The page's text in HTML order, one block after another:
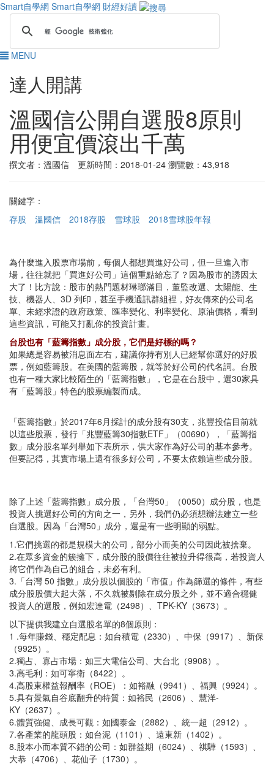
Smart自學網 Smart自學網 財經好讀
MENU
達人開講
溫國信公開自選股8原則
用便宜價滾出千萬
撰文者：溫國信 更新時間：2018-01-24 瀏覽數：43,918
關鍵字：
存股
溫國信 2018存股 雪球股 2018雪球股年報
為什麼進入股票市場前，每個人都想買進好公司，但一旦進入市
場，往往就把「買進好公司」這個重點給忘了？因為股市的誘因太
大了！比方說：股市的熱門題材琳瑯滿目，董監改選、太陽能、生
技、機器人、3D 列印，甚至手機通訊群組裡，好友傳來的公司名
單、未經求證的政府政策、匯率變化、利率變化、原油價格，看到
這些資訊，可能又打亂你的投資計畫。
台股也有「藍籌指數」成分股，它們是好標的嗎？
如果總是容易被消息面左右，建議你持有別人已經幫你選好的好股
票，例如藍籌股。在美國的藍籌股，就等於好公司的代名詞。台股
也有一種大家比較陌生的「藍籌指數」，它是在台股中，選30家具
有「藍籌股」特色的股票編製而成。
「藍籌指數」於2017年6月採計的成分股有30支，兆豐投信目前就
以這些股票，發行「兆豐藍籌30指數ETF」（00690），「藍籌指
數」成分股名單列舉如下表所示，供大家作為好公司的基本參考。
但要記得，其實市場上還有很多好公司，不要太依賴這些成分股。
除了上述「藍籌指數」成分股，「台灣50」（0050）成分股，也是
投資人挑選好公司的方向之一，另外，我們仍必須想辦法建立一些
自選股。因為「台灣50」成分，還是有一些明顯的弱點。
1.它們挑選的都是規模大的公司，部分小而美的公司因此被捨棄。
2.在眾多資金的簇擁下，成分股的股價往往被拉升得很高，若投資人
將它們作為自己的組合，未必有利。
3.「台灣 50 指數」成分股以個股的「市值」作為篩選的條件，有些
成分股股價大起大落，不久就被剔除在成分股之外，並不適合穩健
投資人的選股，例如宏達電（2498）、TPK-KY（3673）。
以下提供我建立自選股名單的8個原則：
1 .每年賺錢、穩定配息：如台積電（2330）、中保（9917）、新保
（9925）。
2.獨占、寡占市場：如三大電信公司、大台北（9908）。
3.高毛利：如可寧衛（8422）。
4.高股東權益報酬率（ROE）：如裕融（9941）、福興（9924）。
5.具有景氣自谷底翻升的特質：如裕民（2606）、慧洋-
KY（2637）。
6.體質強健、成長可觀：如國泰金（2882）、統一超（2912）。
7.各產業的龍頭股：如台泥（1101）、遠東新（1402）。
8.股本小而本質不錯的公司：如群益期（6024）、祺驊（1593）、
大恭（4706）、花仙子（1730）。